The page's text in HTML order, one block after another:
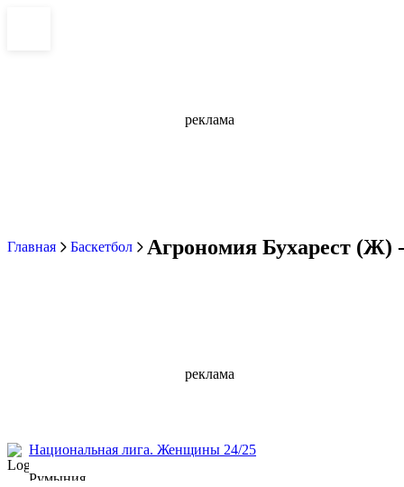
реклама
Главная Баскетбол Агрономия Бухарест (Ж)
реклама
Национальная лига. Женщины 24/25
Румыния